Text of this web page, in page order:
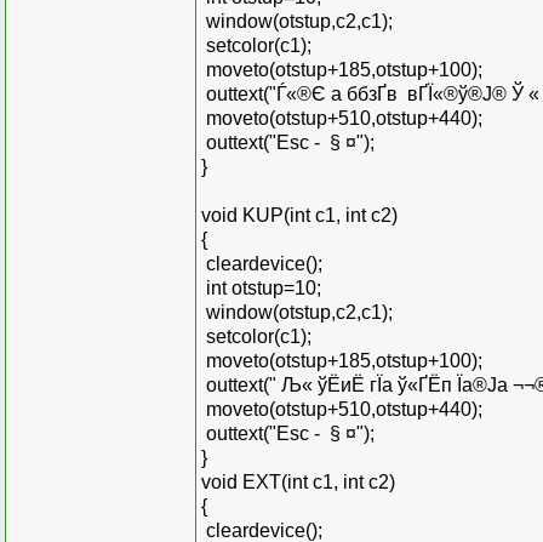
window(otstup,c2,c1);
setcolor(c1);
moveto(otstup+185,otstup+100);
outtext("Ѓ«®Є а ббзҐв вҐЇ«®ў®Ј® Ў «
moveto(otstup+510,otstup+440);
outtext("Esc - ­ § ¤");
}
void KUP(int c1, int c2)
{
cleardevice();
int otstup=10;
window(otstup,c2,c1);
setcolor(c1);
moveto(otstup+185,otstup+100);
outtext(" Љ« ўЁиЁ гЇа ў«Ґ­Ёп Їа®Ја
moveto(otstup+510,otstup+440);
outtext("Esc - ­ § ¤");
}
void EXT(int c1, int c2)
{
cleardevice();